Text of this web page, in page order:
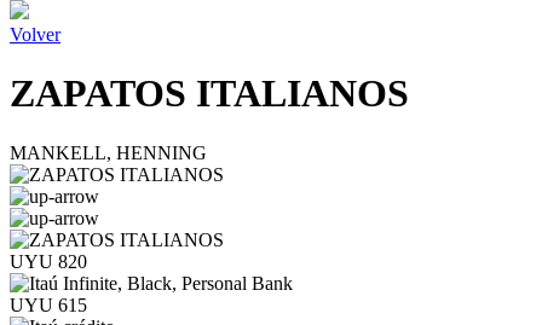
Volver
ZAPATOS ITALIANOS
MANKELL, HENNING
UYU 820
UYU 615